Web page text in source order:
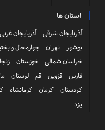
استان ها
آذربایجان شرقی آذربایجان غربی
بوشهر
تهران چهارمحال و
خراسان شمالی
خوزستان
فارس
قزوین قم لرستان
کردستان
کرمان کرمانشاه
یزد